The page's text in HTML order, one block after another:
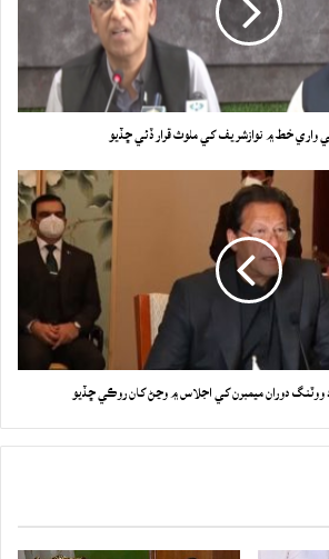
خط ۾ نوازشريف کي ملوث قرار ڏئي ڇڏيو
ووٽنگ دوران ميمبرن کي اجلاس ۾ وڃڻ کان روڪي ڇڏيو